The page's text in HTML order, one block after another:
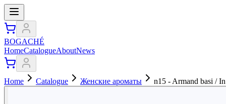
BOGACHÉ
HomeCatalogueAboutNews
Home Catalogue Женские ароматы n15 - Armand basi /